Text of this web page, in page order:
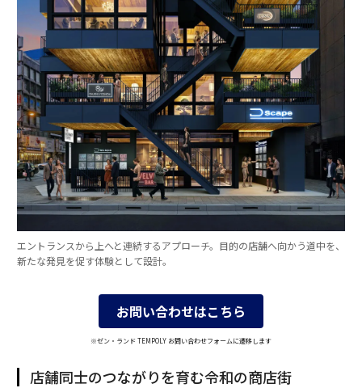
エントランスから上へと連続するアプローチ。目的の店舗へ向かう道中を、
新たな発見を促す体験として設計。
お問い合わせはこちら
※ゼン・ランド TEMPOLY お問い合わせフォームに遷移します
店舗同士のつながりを育む令和の商店街